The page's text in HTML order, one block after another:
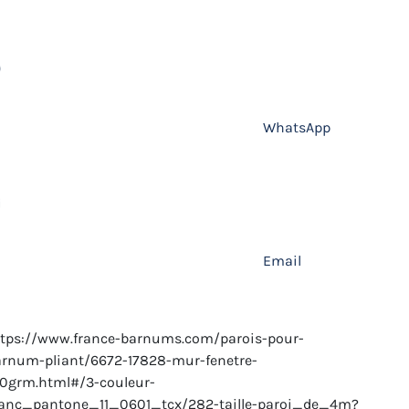
WhatsApp
Email
www.france-barnums.com/parois-pour-
pliant/6672-17828-mur-fenetre-
3-couleur-
282-taille-paroi_de_4m?